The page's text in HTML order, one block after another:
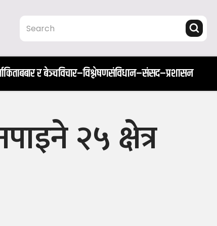
किताबबार र बेञ्चविचार–विश्लेषणसंविधान–संसद–प्रशासन
२५ क्षेत्र